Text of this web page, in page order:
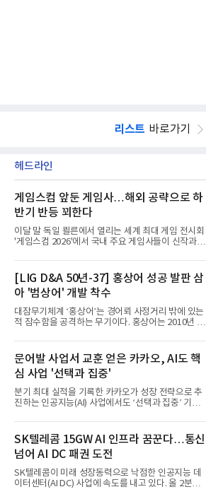
리스트 바로가기
헤드라인
게임스컴 앞둔 게임사…해외 공략으로 하
반기 반등 꾀한다
이달 말 독일 쾰른에서 열리는 세계 최대 게임 전시회
'게임스컴 2026'에서 국내 주요 게임사들이 신작과 글
체별로 엇갈린 가운데 하반기 신작 흥행과 해외 시장
성과가 실적을 좌우할 핵심 변수로 떠오르고 있다.8일
업계에 따르면 올해 상반기 게임업계는 기업별 성적
표가 크게 갈렸다. 대표적으로 크래프톤은 'PUBG: 배
틀그라운드'의 안정적인 성장에 힘입어 상반기 연결
기준 매출 2조6616억원, 영업이익 9725억원으로 역
대 최대 실적을 기록했다. 엔씨도 올해 출시한 '아이온
동기 대
[LIG D&A 50년-37] 홍상어 성공 발판 삼
아 '범상어' 개발 착수
대잠무기체계 ‘홍상어’는 경어뢰 사정거리 밖에 있는
적 잠수함을 공격하는 무기이다. 홍상어는 2010년 넥
이뤄졌다. 이후 2012년 한국형 구축함(KDX-1) 이상
의 함정에 실전 배치됐다.그해 7월 해군은 동해상에서
성능 검증을 위해 홍상어 시험발사를 실시했다. 이때
홍상어가 목표 지점에서 입수한 후 표적을 타격하지
못하고 물속에서 멈춰버리는 예상 밖의 일이 벌어졌
다. 2차 품질확인 사격 시험에서도 만족스러운 결과를
얻지 못했다. 완벽한 신뢰성 확보를 위해 LIG넥스원은
분야를
문어발 사업서 교훈 얻은 카카오, AI도 핵
심 사업 '선택과 집중'
분기 최대 실적을 기록한 카카오가 성장 전략으로 추
진하는 인공지능(AI) 사업에서도 ‘선택과 집중’ 기조
라 투자에 나서는 것과 달리, 카카오는 ‘카카오톡’이
라는 플랫폼 경쟁력을 활용한 AI 에이전트 서비스에
집중하는 전략이다. 과거 무리한 사업 확장 과정에서
겪었던 시행착오를 되풀이하지 않고 핵심 역량에 집
중하겠다는 취지로 풀이된다.7일 업계에 따르면 카카
오는 올해 2분기 연결 기준 매출 2조985억원, 영업이
익 2770억원을 기록했다. 전년 동기 대비 매출과 영업
SK텔레콤 15GW AI 인프라 꿈꾼다…통신
넘어 AI DC 패권 도전
SK텔레콤이 미래 성장동력으로 낙점한 인공지능 데
이터센터(AI DC) 사업에 속도를 내고 있다. 올 2분기